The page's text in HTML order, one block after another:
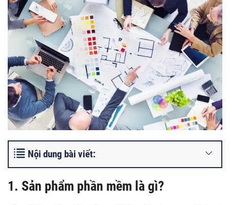
Nội dung bài viết:
1. Sản phẩm phần mềm là gì?